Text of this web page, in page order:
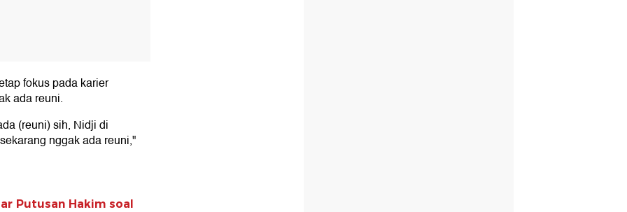
fokus pada karier
ada reuni.
(reuni) sih, Nidji di
nggak ada reuni,"
Putusan Hakim soal